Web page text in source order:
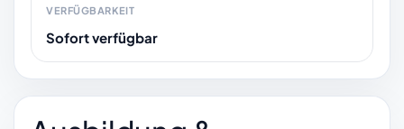
VERFÜGBARKEIT
Sofort verfügbar